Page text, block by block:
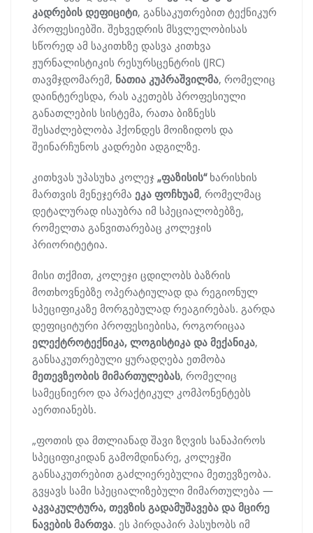
კადრების დეფიციტი, განსაკუთრებით ტექნიკურ
პროფესიებში. შეხვედრის მსვლელობისას
სწორედ ამ საკითხზე დასვა კითხვა
ჟურნალისტიკის რესურსცენტრის (JRC)
თავმჯდომარემ, ნათია კუპრაშვილმა, რომელიც
დაინტერესდა, რას აკეთებს პროფესიული
განათლების სისტემა, რათა ბიზნესს
შესაძლებლობა ჰქონდეს მოიზიდოს და
შეინარჩუნოს კადრები ადგილზე.
კითხვას უპასუხა კოლეჯ „ფაზისის“ხარისხის
მართვის მენეჯერმა ეკა ფოჩხუამ, რომელმაც
დეტალურად ისაუბრა იმ სპეციალობებზე,
რომელთა განვითარებაც კოლეჯის
პრიორიტეტია.
მისი თქმით, კოლეჯი ცდილობს ბაზრის
მოთხოვნებზე ოპერატიულად და რეგიონულ
სპეციფიკაზე მორგებულად რეაგირებას. გარდა
დეფიციტური პროფესიებისა, როგორიცაა
ელექტროტექნიკა, ლოგისტიკა და მექანიკა,
განსაკუთრებული ყურადღება ეთმობა
მეთევზეობის მიმართულებას, რომელიც
სამეცნიერო და პრაქტიკულ კომპონენტებს
აერთიანებს.
„ფოთის და მთლიანად შავი ზღვის სანაპიროს
სპეციფიკიდან გამომდინარე, კოლეჯში
განსაკუთრებით გაძლიერებულია მეთევზეობა.
გვყავს სამი სპეციალიზებული მიმართულება —
აკვაკულტურა, თევზის გადამუშავება და მცირე
ნავების მართვა. ეს პირდაპირ პასუხობს იმ